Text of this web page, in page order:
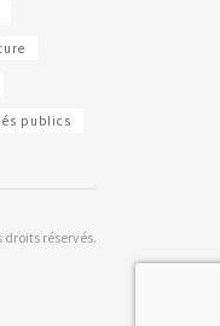
publics
droits réservés.